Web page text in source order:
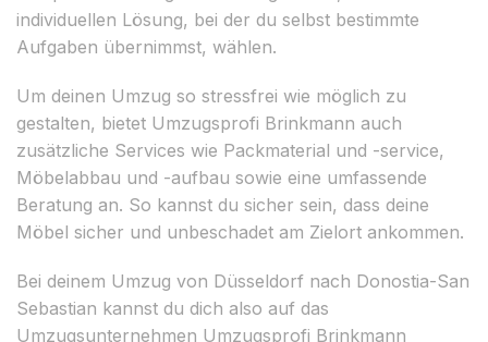
individuellen Lösung, bei der du selbst bestimmte
Aufgaben übernimmst, wählen.
Um deinen Umzug so stressfrei wie möglich zu
gestalten, bietet Umzugsprofi Brinkmann auch
zusätzliche Services wie Packmaterial und -service,
Möbelabbau und -aufbau sowie eine umfassende
Beratung an. So kannst du sicher sein, dass deine
Möbel sicher und unbeschadet am Zielort ankommen.
Bei deinem Umzug von Düsseldorf nach Donostia-San
Sebastian kannst du dich also auf das
Umzugsunternehmen Umzugsprofi Brinkmann